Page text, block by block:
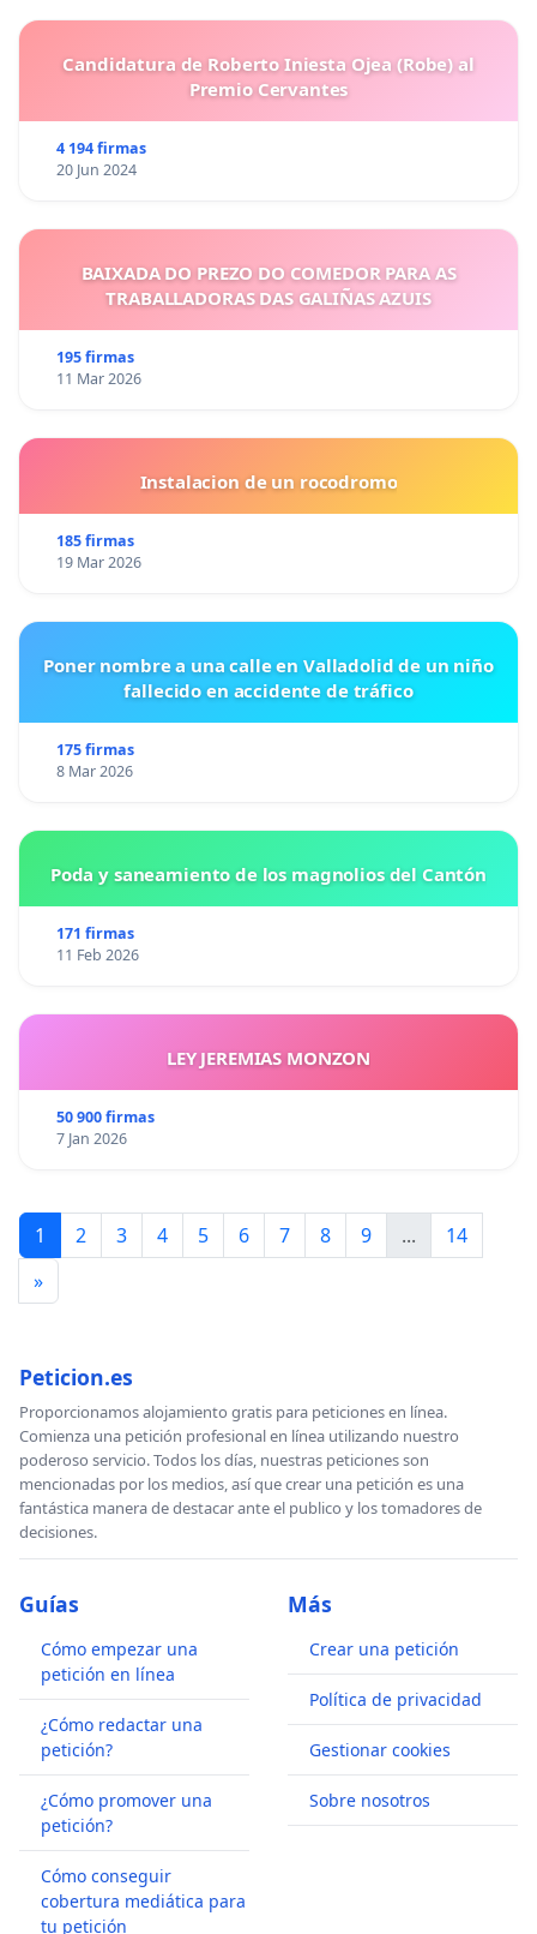
Candidatura de Roberto Iniesta Ojea (Robe) al
Premio Cervantes
4 194 firmas
20 Jun 2024
BAIXADA DO PREZO DO COMEDOR PARA AS
TRABALLADORAS DAS GALIÑAS AZUIS
195 firmas
11 Mar 2026
Instalacion de un rocodromo
185 firmas
19 Mar 2026
Poner nombre a una calle en Valladolid de un niño
fallecido en accidente de tráfico
175 firmas
8 Mar 2026
Poda y saneamiento de los magnolios del Cantón
171 firmas
11 Feb 2026
LEY JEREMIAS MONZON
50 900 firmas
7 Jan 2026
1 2 3 4 5 6 7 8 9 ...
14
»
Peticion.es
Proporcionamos alojamiento gratis para peticiones en línea.
Comienza una petición profesional en línea utilizando nuestro
poderoso servicio. Todos los días, nuestras peticiones son
mencionadas por los medios, así que crear una petición es una
fantástica manera de destacar ante el publico y los tomadores de
decisiones.
Guías
Cómo empezar una
petición en línea
¿Cómo redactar una
petición?
¿Cómo promover una
petición?
Cómo conseguir
cobertura mediática para
tu petición
Más
Crear una petición
Política de privacidad
Gestionar cookies
Sobre nosotros